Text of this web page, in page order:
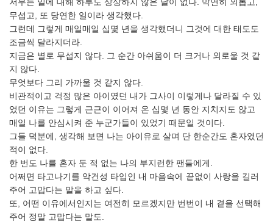
저무는 일에 대해 하루도 상상하지 않은 날이 없다. 막연히 외롭고,
무섭고, 또 당연한 일이라 생각했다.
그런데 그렇게 매일매일 십몇 년을 생각했더니 그것에 대한 태도도
조금씩 달라지더라.
지금은 별로 무섭지 않다. 그 순간 아쉬움이 더 크거나 외로울 것 같
지 않다.
무엇보다 그리 가까울 것 같지 않다.
비관적이고 걱정 많은 아이였던 내가 그사이 이렇게나 달라질 수 있
었던 이유는 그렇게 근근이 이어져 온 십몇 년 동안 지치지도 않고
매일 나를 안심시켜 준 누군가들이 있었기 때문일 것이다.
그들 덕분에, 생각해 보면 나는 아이유로 살며 단 한순간도 혼자였던
적이 없다.
한 번도 나를 혼자 둔 적 없는 나의 부지런한 팬들에게.
어쩌면 타고나기를 악건성 타입인 내 마음속에 끝없이 사랑을 길러
주어 고맙다는 말을 하고 싶다.
또, 어떤 이유에서인지는 여전히 모르겠지만 번번이 내 곁을 선택해
주어 정말 고맙다는 말도.